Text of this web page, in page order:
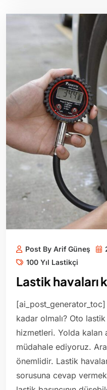
Post By Arif Güneş
100 Yıl Lastikçi
Lastik havaları
[ai_post_generator_toc]
kadar olmalı? Oto
hizmetleri. Yolda kalan
müdahale ediyoruz.
önemlidir. Lastik
sorusuna cevap